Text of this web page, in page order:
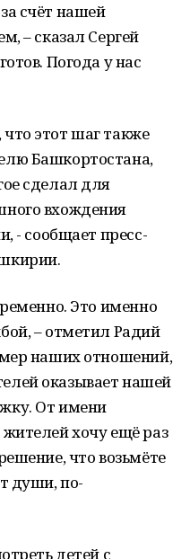
счёт нашей
– сказал Сергей
Погода у нас
этот шаг также
Башкортостана,
сделал для
вхождения
- сообщает пресс-
Это именно
– отметил Радий
наших отношений,
оказывает нашей
От имени
хочу ещё раз
что возьмёте
души, по-
детей с